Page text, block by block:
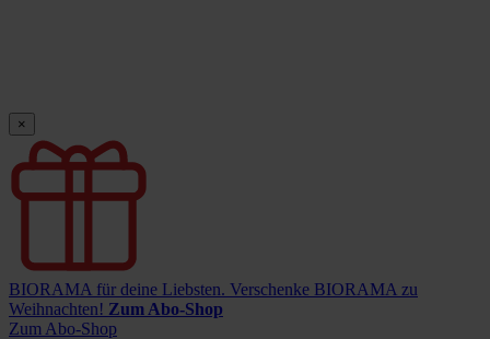
×
BIORAMA für deine Liebsten. Verschenke BIORAMA zu
Weihnachten! Zum Abo-Shop
Zum Abo-Shop